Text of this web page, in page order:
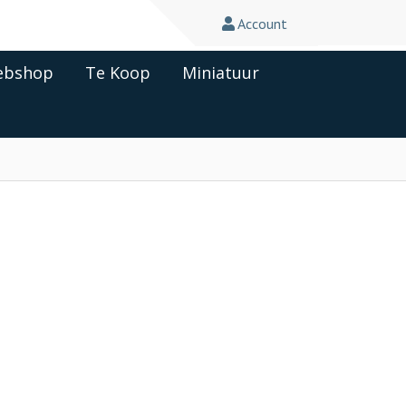
Account
Te Koop
Miniatuur